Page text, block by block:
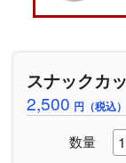
スナックカ
2,500 円（税込）
数量